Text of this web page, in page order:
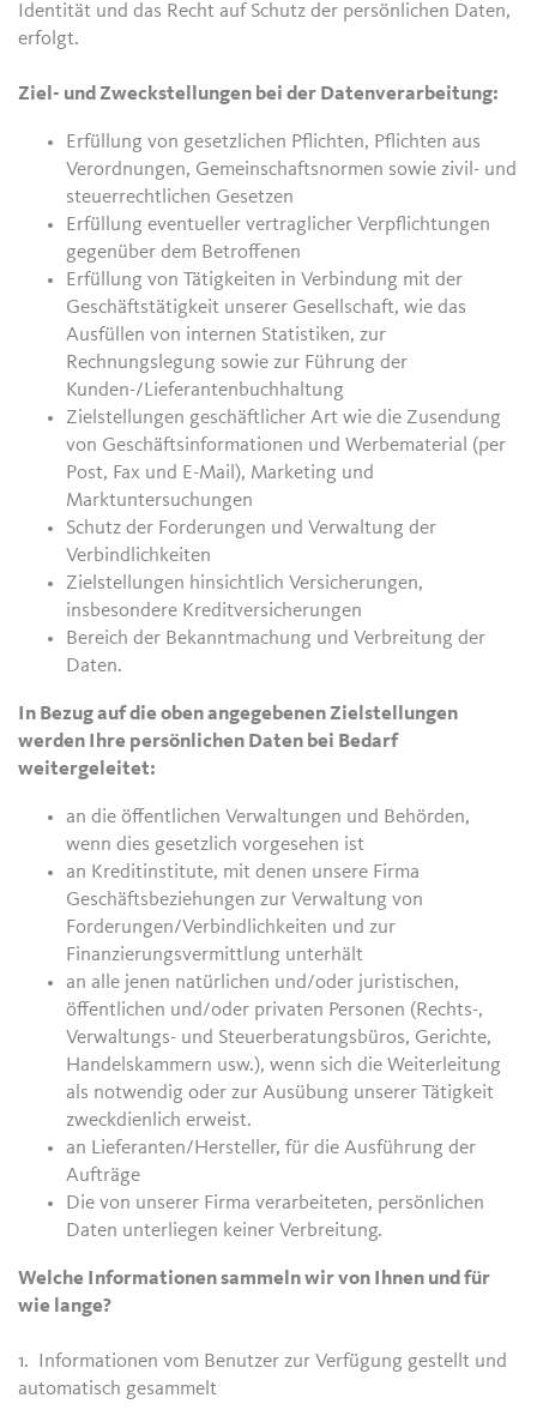
Identität und das Recht auf Schutz der persönlichen Daten,
erfolgt.
Ziel- und Zweckstellungen bei der Datenverarbeitung:
Erfüllung von gesetzlichen Pflichten, Pflichten aus
Verordnungen, Gemeinschaftsnormen sowie zivil- und
steuerrechtlichen Gesetzen
Erfüllung eventueller vertraglicher Verpflichtungen
gegenüber dem Betroffenen
Erfüllung von Tätigkeiten in Verbindung mit der
Geschäftstätigkeit unserer Gesellschaft, wie das
Ausfüllen von internen Statistiken, zur
Rechnungslegung sowie zur Führung der
Kunden-/Lieferantenbuchhaltung
Zielstellungen geschäftlicher Art wie die Zusendung
von Geschäftsinformationen und Werbematerial (per
Post, Fax und E-Mail), Marketing und
Marktuntersuchungen
Schutz der Forderungen und Verwaltung der
Verbindlichkeiten
Zielstellungen hinsichtlich Versicherungen,
insbesondere Kreditversicherungen
Bereich der Bekanntmachung und Verbreitung der
Daten.
In Bezug auf die oben angegebenen Zielstellungen
werden Ihre persönlichen Daten bei Bedarf
weitergeleitet:
an die öffentlichen Verwaltungen und Behörden,
wenn dies gesetzlich vorgesehen ist
an Kreditinstitute, mit denen unsere Firma
Geschäftsbeziehungen zur Verwaltung von
Forderungen/Verbindlichkeiten und zur
Finanzierungsvermittlung unterhält
an alle jenen natürlichen und/oder juristischen,
öffentlichen und/oder privaten Personen (Rechts-,
Verwaltungs- und Steuerberatungsbüros, Gerichte,
Handelskammern usw.), wenn sich die Weiterleitung
als notwendig oder zur Ausübung unserer Tätigkeit
zweckdienlich erweist.
an Lieferanten/Hersteller, für die Ausführung der
Aufträge
Die von unserer Firma verarbeiteten, persönlichen
Daten unterliegen keiner Verbreitung.
Welche Informationen sammeln wir von Ihnen und für
wie lange?
1. Informationen vom Benutzer zur Verfügung gestellt und
automatisch gesammelt